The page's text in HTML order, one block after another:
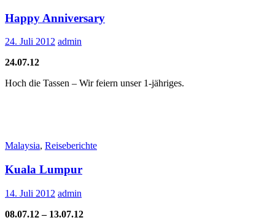
Happy Anniversary
24. Juli 2012 admin
24.07.12
Hoch die Tassen – Wir feiern unser 1-jähriges.
Malaysia, Reiseberichte
Kuala Lumpur
14. Juli 2012 admin
08.07.12 – 13.07.12